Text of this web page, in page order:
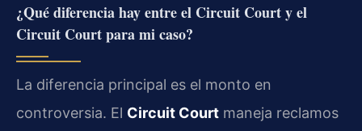
¿Qué diferencia hay entre el Circuit Court y el
Circuit Court para mi caso?
La diferencia principal es el monto en
controversia. El Circuit Court maneja reclamos